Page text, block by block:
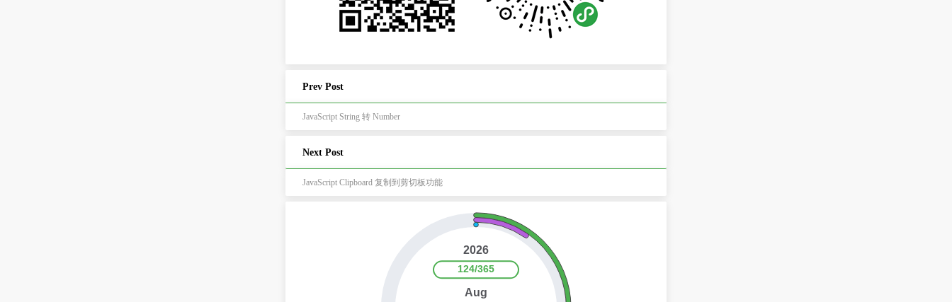
Prev Post
JavaScript String 转 Number
Next Post
JavaScript Clipboard 复制到剪切板功能